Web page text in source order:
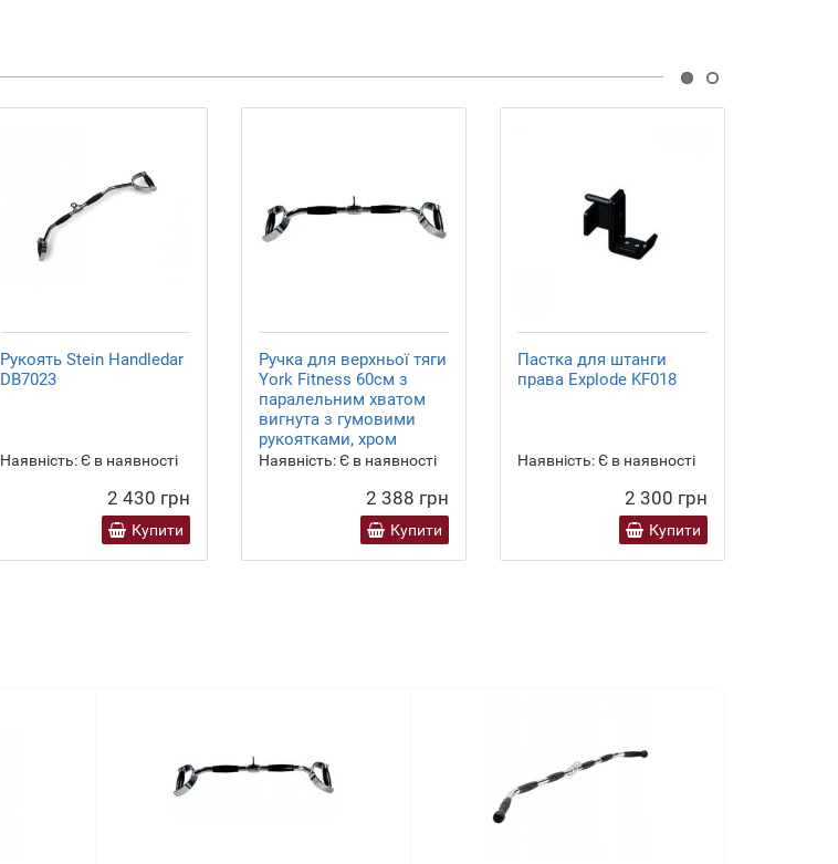
Рукоять Stein Handledar
DB7023
Наявність:Є в наявності
2 430 грн
Купити
Ручка для верхньої тяги
York Fitness 60см з
паралельним хватом
вигнута з гумовими
рукоятками, хром
Наявність:Є в наявності
2 388 грн
Купити
Пастка для штанги
права Explode KF018
Наявність:Є в наявності
2 300 грн
Купити